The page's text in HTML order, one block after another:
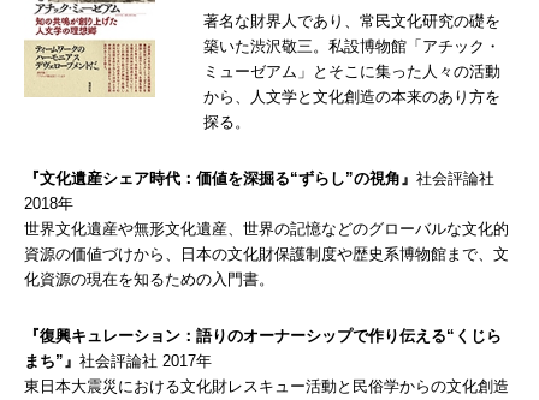
著名な財界人であり、常民文化研究の礎を
築いた渋沢敬三。私設博物館「アチック・
ミューゼアム」とそこに集った人々の活動
から、人文学と文化創造の本来のあり方を
探る。
『文化遺産シェア時代：価値を深掘る“ずらし”の視角』 社会評論社
2018年
世界文化遺産や無形文化遺産、世界の記憶などのグローバルな文化的
資源の価値づけから、日本の文化財保護制度や歴史系博物館まで、文
化資源の現在を知るための入門書。
『復興キュレーション：語りのオーナーシップで作り伝える“くじら
まち”』 社会評論社 2017年
東日本大震災における文化財レスキュー活動と民俗学からの文化創造